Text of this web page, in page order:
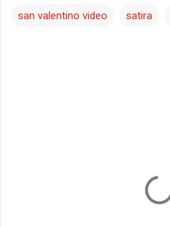
san valentino video satira